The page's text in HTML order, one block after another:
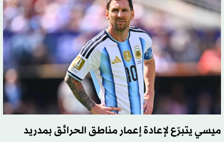
ميسي يتبرّع لإعادة إعمار مناطق الحرائق بمدريد